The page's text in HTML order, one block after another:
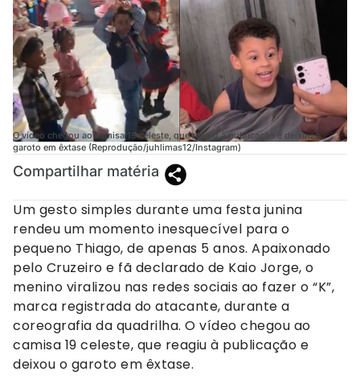
O vídeo chegou ao camisa 19 celeste, que reagiu à publicação e deixou o
garoto em êxtase (Reprodução/juhlimas12/Instagram)
Compartilhar matéria
Um gesto simples durante uma festa junina
rendeu um momento inesquecível para o
pequeno Thiago, de apenas 5 anos. Apaixonado
pelo Cruzeiro e fã declarado de Kaio Jorge, o
menino viralizou nas redes sociais ao fazer o “K”,
marca registrada do atacante, durante a
coreografia da quadrilha. O vídeo chegou ao
camisa 19 celeste, que reagiu à publicação e
deixou o garoto em êxtase.